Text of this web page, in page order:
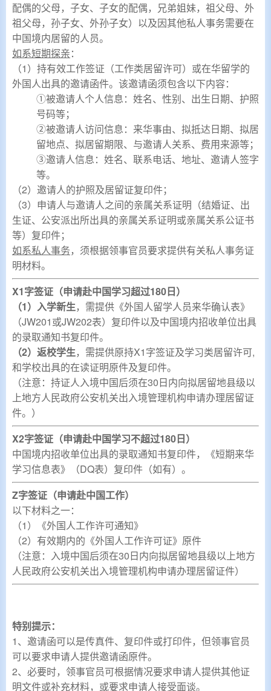
配偶的父母，子女、子女的配偶，兄弟姐妹，祖父母、外
祖父母，孙子女、外孙子女）以及因其他私人事务需要在
中国境内居留的人员。
如系短期探亲：
（1）持有效工作签证（工作类居留许可） 或在华留学的
外国人出具的邀请函件。该邀请函须包含以下内容：
①被邀请人个人信息：姓名、性别、出生日期、护照
号码等；
②被邀请人访问信息：来华事由、拟抵达日期、拟居
留地点、拟居留期限、与邀请人关系、费用来源等；
③邀请人信息：姓名、联系电话、地址、邀请人签字
等。
（2）邀请人的护照及居留证复印件；
（3）申请人与邀请人之间的亲属关系证明（结婚证、出
生证、公安派出所出具的亲属关系证明或亲属关系公证书
等）复印件；
如系私人事务，须根据领事官员要求提供有关私人事务证
明材料。
X1字签证（申请赴中国学习超过180日）
（1）入学新生，需提供《外国人留学人员来华确认表》
（JW201或JW202表）复印件以及中国境内招收单位出具
的录取通知书复印件。
（2） 返校学生，需提供原持X1字签证及学习类居留许可,
和学校出具的在读证明原件及复印件。
（注意：持证人入境中国后须在30日内向拟居留地县级以
上地方人民政府公安机关出入境管理机构申请办理居留证
件。）
X2字签证（申请赴中国学习不超过180日）
中国境内招收单位出具的录取通知书复印件，《短期来华
学习信息表》（DQ表）复印件（如有）。
Z字签证（申请赴中国工作）
以下材料之一：
（1）《外国人工作许可通知》
（2）有效期内的《外国人工作许可证》原件
（注意：入境中国后须在30日内向拟居留地县级以上地方
人民政府公安机关出入境管理机构申请办理居留证件）
特别提示：
1、邀请函可以是传真件、复印件或打印件，但领事官员
可以要求申请人提供邀请函原件。
2、必要时，领事官员可根据情况要求申请人提供其他证
明文件或补充材料，或要求申请人接受面谈。